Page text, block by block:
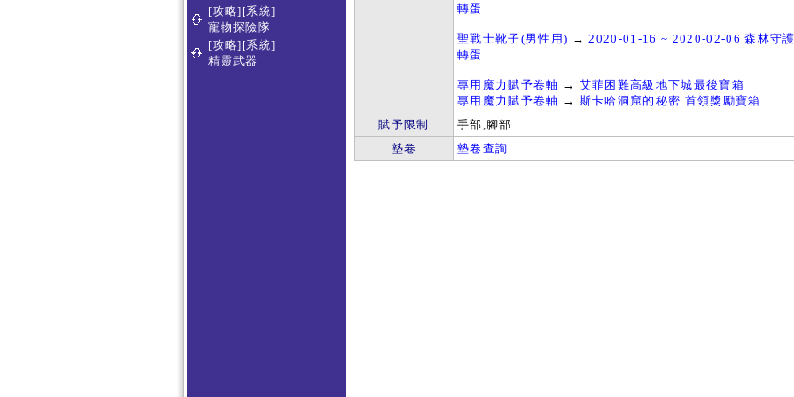
[攻略][系統]
寵物探險隊
[攻略][系統]
精靈武器
轉蛋
聖戰士靴子(男性用) →2020-01-16 ~ 2020-02-06 森林守
轉蛋
專用魔力賦予卷軸 → 艾菲困難高級地下城最後寶箱
專用魔力賦予卷軸 → 斯卡哈洞窟的秘密 首領獎勵寶箱
賦予限制
手部,腳部
墊卷
墊卷查詢